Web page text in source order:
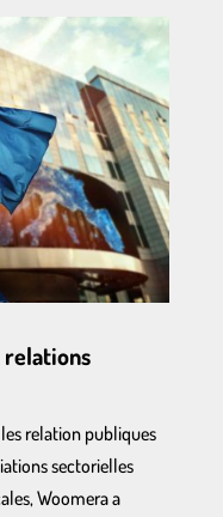
relations
relation publiques
sectorielles
Woomera a